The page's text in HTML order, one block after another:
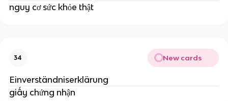
nguy cơ sức khỏe thật
34 New cards
Einverständniserklärung
giấy chứng nhận